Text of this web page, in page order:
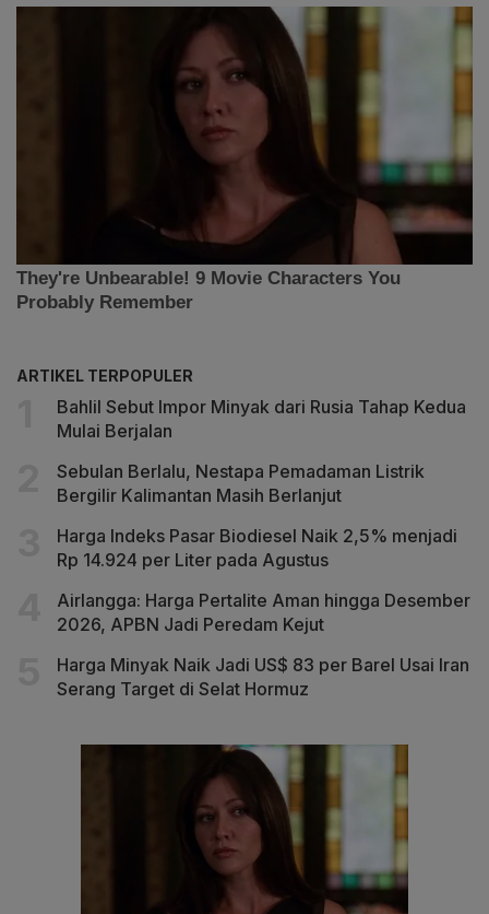
ARTIKEL TERPOPULER
Bahlil Sebut Impor Minyak dari Rusia Tahap Kedua
Mulai Berjalan
Sebulan Berlalu, Nestapa Pemadaman Listrik
Bergilir Kalimantan Masih Berlanjut
Harga Indeks Pasar Biodiesel Naik 2,5% menjadi
Rp 14.924 per Liter pada Agustus
Airlangga: Harga Pertalite Aman hingga Desember
2026, APBN Jadi Peredam Kejut
Harga Minyak Naik Jadi US$ 83 per Barel Usai Iran
Serang Target di Selat Hormuz